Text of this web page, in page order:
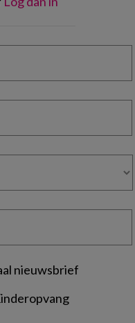
nieuwsbrief